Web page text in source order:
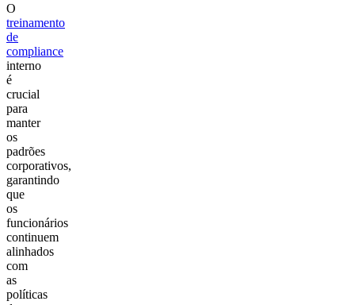
O
treinamento
de
compliance
interno
é
crucial
para
manter
os
padrões
corporativos,
garantindo
que
os
funcionários
continuem
alinhados
com
as
políticas